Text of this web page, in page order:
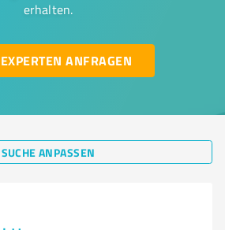
erhalten.
ANFRAGEN
SUCHE ANPASSEN